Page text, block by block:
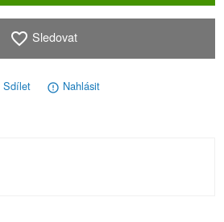
favorite_border Sledovat
Sdílet error_outline Nahlásit